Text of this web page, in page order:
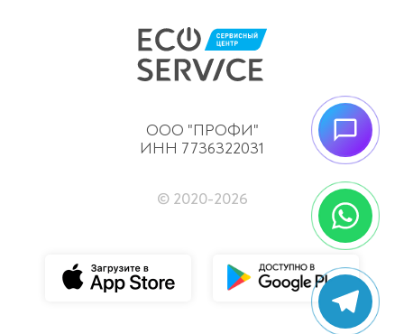
ООО "ПРОФИ"
ИНН 7736322031
© 2020-2026